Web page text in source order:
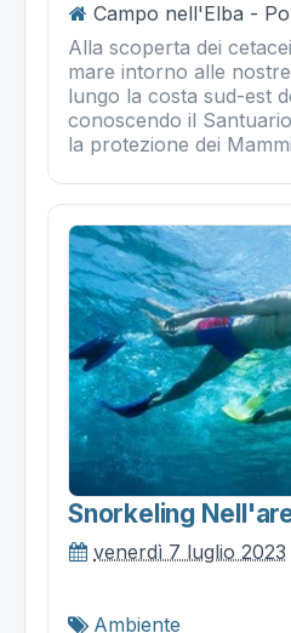
Campo nell'Elba -
Alla scoperta dei
mare intorno alle
lungo la costa sud-est
conoscendo il
la protezione dei
Snorkeling
venerdì 7 luglio 2023
Ambiente